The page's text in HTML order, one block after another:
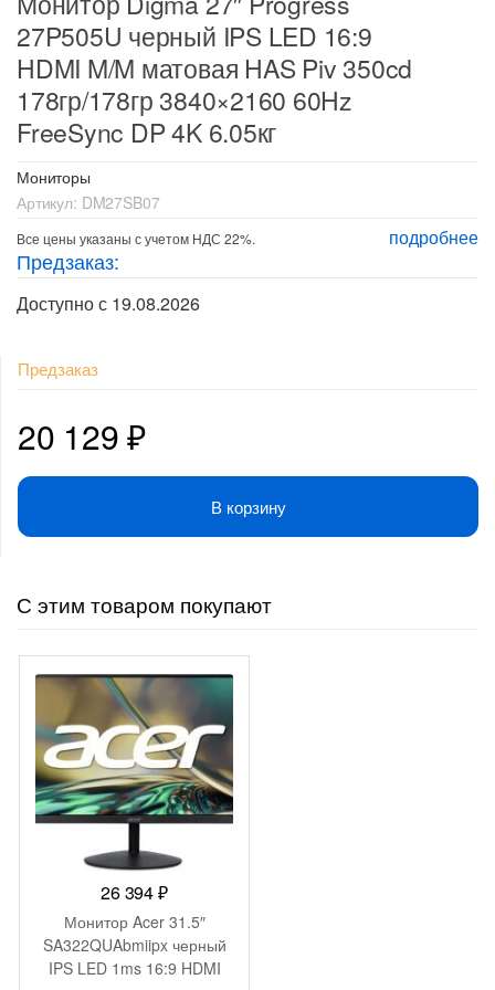
27P505U черный IPS LED 16:9
HDMI M/M матовая HAS Piv 350cd
178гр/178гр 3840×2160 60Hz
FreeSync DP 4K 6.05кг
Мониторы
Артикул: DM27SB07
подробнее
Все цены указаны с учетом НДС 22%.
Предзаказ:
Доступно с 19.08.2026
Предзаказ
20 129₽
В корзину
С этим товаром покупают
26 394₽
Монитор Acer 31.5″
SA322QUAbmiipx черный
IPS LED 1ms 16:9 HDMI